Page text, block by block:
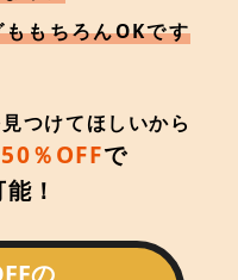
もちろんOKです
つけてほしいから
％OFFで
！
の